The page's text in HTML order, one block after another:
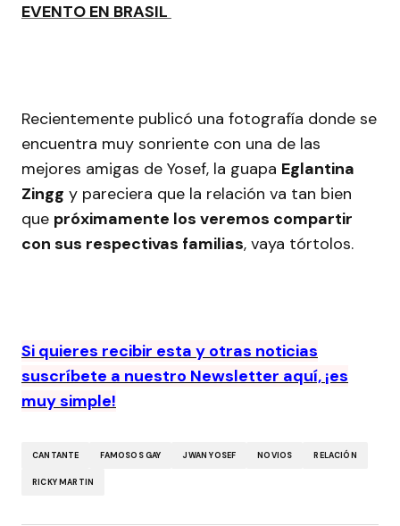
EVENTO EN BRASIL
Recientemente publicó una fotografía donde se
encuentra muy sonriente con una de las
mejores amigas de Yosef, la guapa Eglantina
Zingg y pareciera que la relación va tan bien
que próximamente los veremos compartir
con sus respectivas familias, vaya tórtolos.
Si quieres recibir esta y otras noticias
suscríbete a nuestro Newsletter aquí, ¡es
muy simple!
CANTANTE FAMOSOS GAY JWAN YOSEF NOVIOS RELACIÓN
RICKY MARTIN